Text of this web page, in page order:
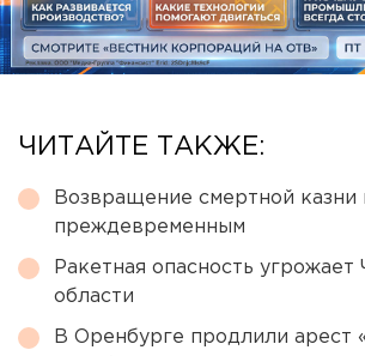
ЧИТАЙТЕ ТАКЖЕ:
Возвращение смертной казни
преждевременным
Ракетная опасность угрожает
области
В Оренбурге продлили арест